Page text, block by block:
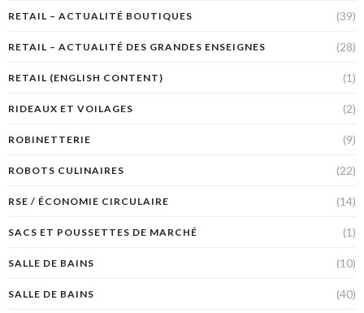
RETAIL – ACTUALITÉ BOUTIQUES (39)
RETAIL – ACTUALITÉ DES GRANDES ENSEIGNES (28)
RETAIL (ENGLISH CONTENT) (1)
RIDEAUX ET VOILAGES (2)
ROBINETTERIE (9)
ROBOTS CULINAIRES (22)
RSE / ÉCONOMIE CIRCULAIRE (14)
SACS ET POUSSETTES DE MARCHÉ (1)
SALLE DE BAINS (10)
SALLE DE BAINS (40)